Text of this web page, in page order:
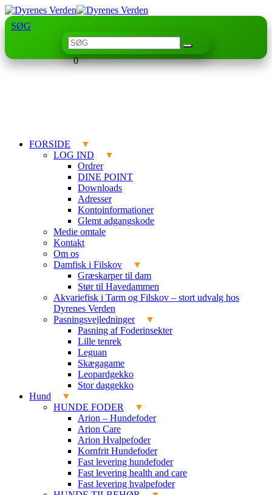
SØG
0
FORSIDE
LOG IND
Ordrer
DINE POINT
Downloads
Adresser
Kontoinformationer
Glemt adgangskode
Medie omtale
Kontakt
Om os
Damfisk i Filskov
Græskarper til dam
Stør til Havedammen
Akvariefisk i Tarm og Filskov – stort udvalg hos
Dyrenes Verden
Pasningsvejledninger
Pasning af Foderinsekter
Lille tenrek
Leguan
Skægagame
Leopardgekko
Stor daggekko
Hund
HUNDE FODER
Arion – Hundefoder
Arion Care
Arion Hvalpefoder
Kornfrit Hundefoder
Fast levering hundefoder
Fast levering health and care
Fast levering hvalpefoder